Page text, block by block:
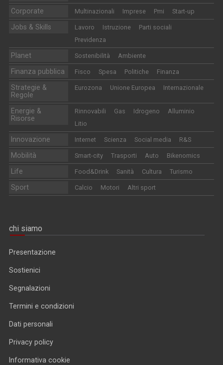
Corporate Multinazionali Imprese Pmi Start-up
Jobs & Skills Lavoro Istruzione
Parti sociali
Previdenza
Planet Sostenibilità Ambiente
Finanza pubblica Fisco Spesa Politiche Finanza
Strategie &
Regole
Eurozona Unione Europea Internazionale
Energie &
Risorse
Rinnovabili Gas Idrogeno
Alluminio
Litio
Innovazione Internet Scienza Social media R&S
Mobilità Smart-city Trasporti Auto Bikenomics
Life Food&Drink Sanità Cultura Turismo
Sport Calcio Motori Altri sport
chi siamo
Presentazione
Sostienici
Segnalazioni
Termini e condizioni
Dati personali
Privacy policy
Informativa cookie